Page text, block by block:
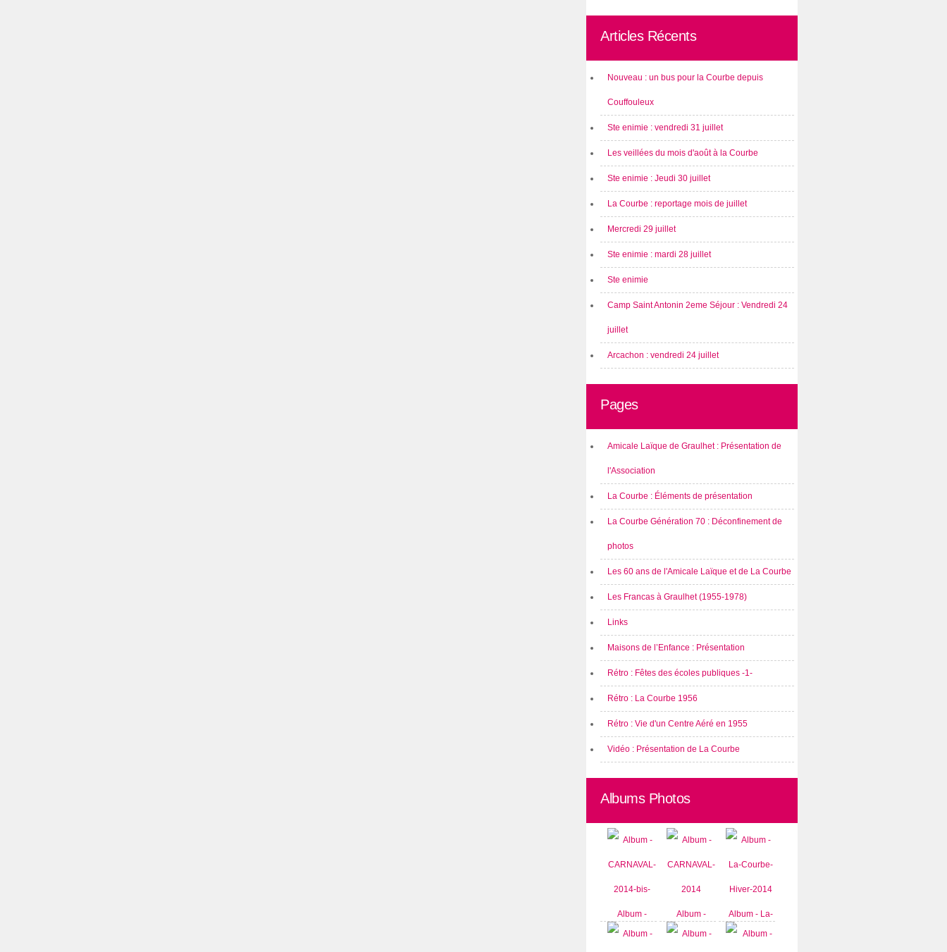
Articles Récents
Nouveau : un bus pour la Courbe depuis
Couffouleux
Ste enimie : vendredi 31 juillet
Les veillées du mois d'août à la Courbe
Ste enimie : Jeudi 30 juillet
La Courbe : reportage mois de juillet
Mercredi 29 juillet
Ste enimie : mardi 28 juillet
Ste enimie
Camp Saint Antonin 2eme Séjour : Vendredi 24
juillet
Arcachon : vendredi 24 juillet
Pages
Amicale Laïque de Graulhet : Présentation de
l'Association
La Courbe : Éléments de présentation
La Courbe Génération 70 : Déconfinement de
photos
Les 60 ans de l'Amicale Laïque et de La Courbe
Les Francas à Graulhet (1955-1978)
Links
Maisons de l’Enfance : Présentation
Rétro : Fêtes des écoles publiques -1-
Rétro : La Courbe 1956
Rétro : Vie d'un Centre Aéré en 1955
Vidéo : Présentation de La Courbe
Albums Photos
Album -
CARNAVAL-
Album -
CARNAVAL-
Album - La-
Courbe-